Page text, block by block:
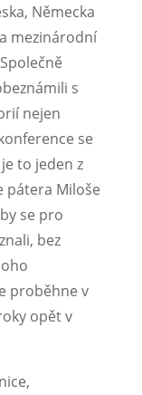
Německa
mezinárodní
s
nejen
se
to jeden z
pátera Miloše
se pro
bez
proběhne v
opět v